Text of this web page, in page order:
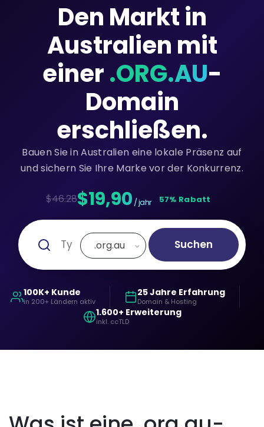
Den Markt in
Australien mit
einer.ORG.AU-
Domain
erschließen.
Bauen Sie in Australien eine lokale Präsenz auf
und sichern Sie Ihre Marke vor der Konkurrenz.
$46.28$19,90 / jahr 57% Rabatt
.org.au Suchen
100K+ Kunde
in 200+ Ländern aktiv
25 Jahre Erfahrung
Domain & Hosting
1.600+ Erweiterung
inkl. ccTLD